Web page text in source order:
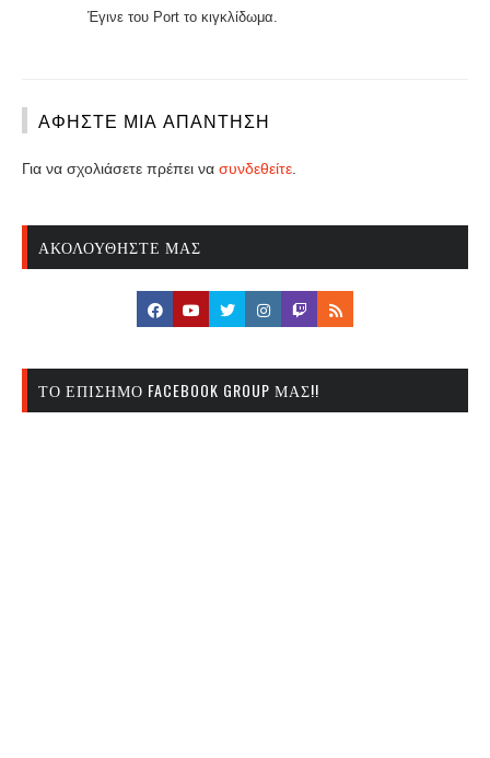
Έγινε του Port το κιγκλίδωμα.
ΑΦΉΣΤΕ ΜΙΑ ΑΠΆΝΤΗΣΗ
Για να σχολιάσετε πρέπει να συνδεθείτε
ΑΚΟΛΟΥΘΉΣΤΕ ΜΑΣ
ΤΟ ΕΠΊΣΗΜΟ FACEBOOK GROUP ΜΑΣ!!